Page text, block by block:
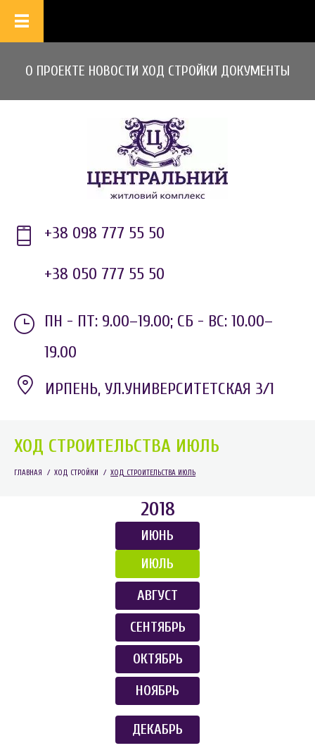
О ПРОЕКТЕ НОВОСТИ ХОД СТРОЙКИ ДОКУМЕНТЫ
+38 098 777 55 50
+38 050 777 55 50
ПН - ПТ: 9.00–19.00; СБ - ВС: 10.00–
19.00
ИРПЕНЬ, УЛ.УНИВЕРСИТЕТСКАЯ 3/1
ХОД СТРОИТЕЛЬСТВА ИЮЛЬ
ГЛАВНАЯ / ХОД СТРОЙКИ / ХОД СТРОИТЕЛЬСТВА ИЮЛЬ
2018
ИЮНЬ
ИЮЛЬ
АВГУСТ
СЕНТЯБРЬ
ОКТЯБРЬ
НОЯБРЬ
ДЕКАБРЬ